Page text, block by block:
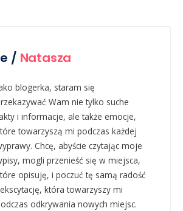
/ Natasza
blogerka, staram się
Wam nie tylko suche
i informacje, ale także emocje,
towarzyszą mi podczas każdej
Chcę, abyście czytając moje
mogli przenieść się w miejsca,
opisuję, i poczuć tę samą radość
która towarzyszy mi
odkrywania nowych miejsc.